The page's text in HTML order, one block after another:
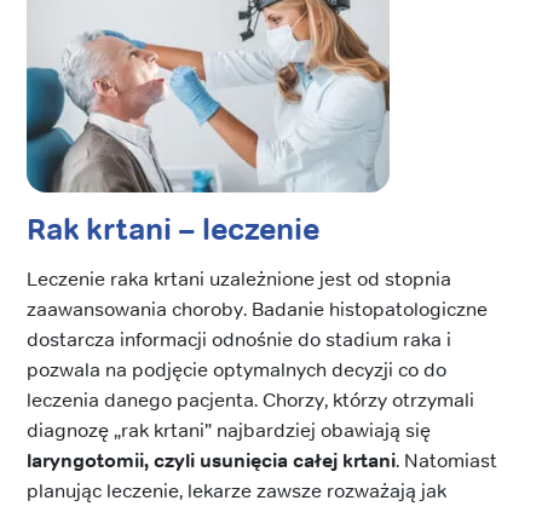
Rak krtani – leczenie
Leczenie raka krtani uzależnione jest od stopnia
zaawansowania choroby. Badanie histopatologiczne
dostarcza informacji odnośnie do stadium raka i
pozwala na podjęcie optymalnych decyzji co do
leczenia danego pacjenta. Chorzy, którzy otrzymali
diagnozę „rak krtani” najbardziej obawiają się
laryngotomii, czyli usunięcia całej krtani. Natomiast
planując leczenie, lekarze zawsze rozważają jak